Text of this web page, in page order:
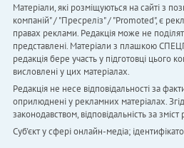
Матеріали, які розміщуються на сайті з
компаній" / "Пресреліз" / "Promoted", є
правах реклами. Редакція може не
представлені. Матеріали з плашкою
редакція бере участь у підготовці цього
висловлені у цих матеріалах.
Редакція не несе відповідальності за
оприлюднені у рекламних матеріалах.
законодавством, відповідальність за
Cуб'єкт у сфері онлайн-медіа;